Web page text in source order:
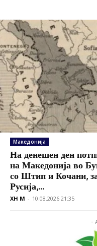
Македонија
На денешен ден
на Македонија во
со Штип и Кочани,
Русија,...
XH M - 10.08.2026 21:35
-